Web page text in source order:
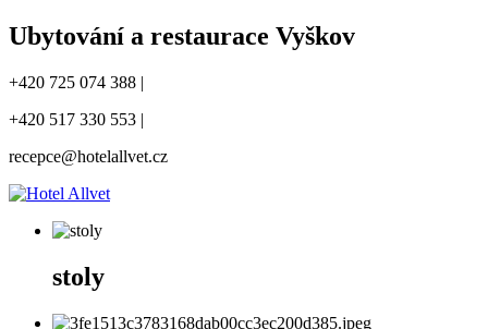
Ubytování a restaurace Vyškov
+420 725 074 388 |
+420 517 330 553 |
recepce@hotelallvet.cz
stoly